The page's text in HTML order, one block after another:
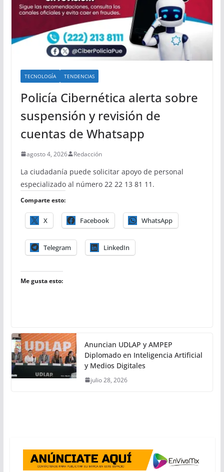
TECNOLOGÍA TENDENCIAS
Policía Cibernética alerta sobre
suspensión y revisión de
cuentas de Whatsapp
agosto 4, 2026 Redacción
La ciudadanía puede solicitar apoyo de personal
especializado al número 22 22 13 81 11.
Comparte esto:
X Facebook WhatsApp
Telegram LinkedIn
Me gusta esto:
Anuncian UDLAP y AMPEP
Diplomado en Inteligencia Artificial
y Medios Digitales
julio 28, 2026